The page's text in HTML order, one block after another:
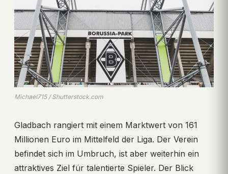
Michael715 / Shutterstock.com
Gladbach rangiert mit einem Marktwert von 161
Millionen Euro im Mittelfeld der Liga. Der Verein
befindet sich im Umbruch, ist aber weiterhin ein
attraktives Ziel für talentierte Spieler. Der Blick